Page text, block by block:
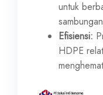
untuk
Efisiensi:
HDPE